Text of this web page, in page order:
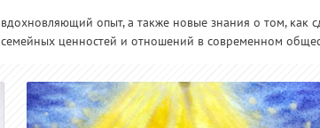
опыт, а также новые знания о том, как
ценностей и отношений в современном